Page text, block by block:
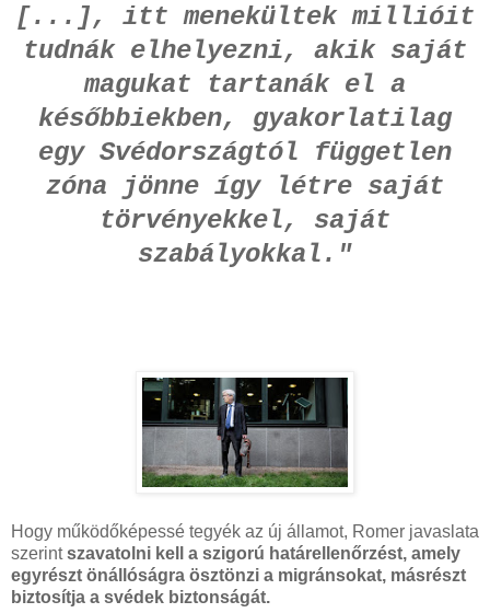
[...], itt menekültek millióit
tudnák elhelyezni, akik saját
magukat tartanák el a
későbbiekben, gyakorlatilag
egy Svédországtól független
zóna jönne így létre saját
törvényekkel, saját
szabályokkal."
Hogy működőképessé tegyék az új államot, Romer javaslata
szerintszavatolni kell a szigorú határellenőrzést, amely
egyrészt önállóságra ösztönzi a migránsokat, másrészt
biztosítja a svédek biztonságát.